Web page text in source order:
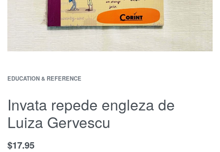
EDUCATION & REFERENCE
Invata repede engleza de
Luiza Gervescu
$17.95